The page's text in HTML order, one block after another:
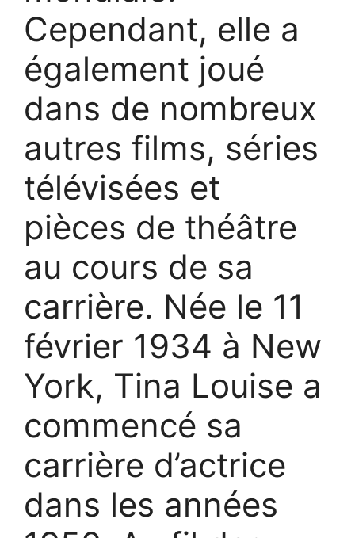
Cependant, elle a
également joué
dans de nombreux
autres films, séries
télévisées et
pièces de théâtre
au cours de sa
carrière. Née le 11
février 1934 à New
York, Tina Louise a
commencé sa
carrière d’actrice
dans les années